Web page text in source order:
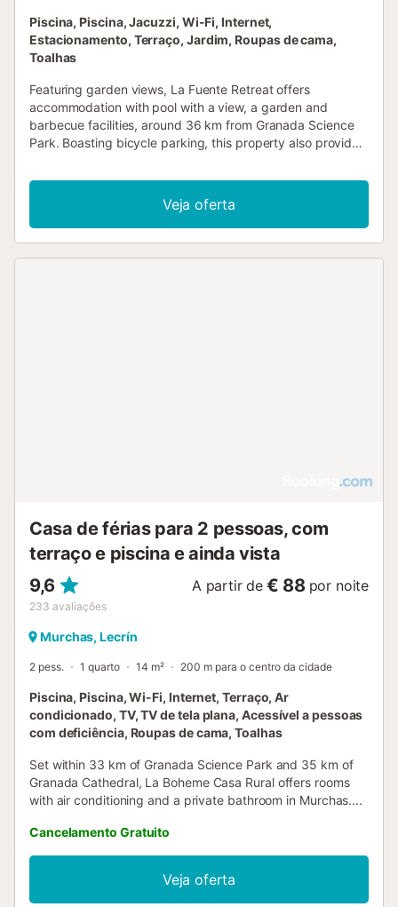
Piscina, Piscina, Jacuzzi, Wi-Fi, Internet,
Estacionamento, Terraço, Jardim, Roupas de cama,
Toalhas
Featuring garden views, La Fuente Retreat offers
accommodation with pool with a view, a garden and
barbecue facilities, around 36 km from Granada Science
Park. Boasting bicycle parking, this property also provides
Veja oferta
Casa de férias para 2 pessoas, com
terraço e piscina e ainda vista
9,6
233 avaliações
A partir de € 88 por noite
Murchas, Lecrín
2 pess. 1 quarto 14 m² 200 m para o centro da cidade
Piscina, Piscina, Wi-Fi, Internet, Terraço, Ar
condicionado, TV, TV de tela plana, Acessível a pessoas
com deficiência, Roupas de cama, Toalhas
Set within 33 km of Granada Science Park and 35 km of
Granada Cathedral, La Boheme Casa Rural offers rooms
with air conditioning and a private bathroom in Murchas....
Cancelamento Gratuito
Veja oferta